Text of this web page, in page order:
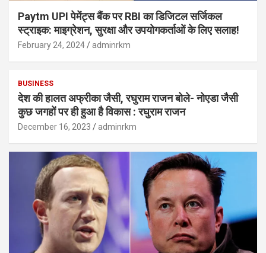
Paytm UPI पेमेंट्स बैंक पर RBI का डिजिटल सर्जिकल
स्ट्राइक: माइग्रेशन, सुरक्षा और उपयोगकर्ताओं के लिए सलाह!
February 24, 2024 adminrkm
BUSINESS
देश की हालत अफ्रीका जैसी, रघुराम राजन बोले- नोएडा जैसी
कुछ जगहों पर ही हुआ है विकास : रघुराम राजन
December 16, 2023 adminrkm